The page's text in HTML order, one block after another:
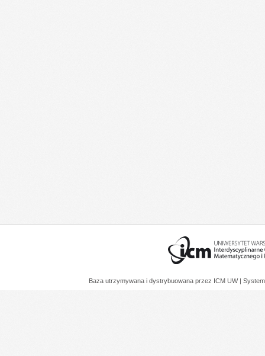
Baza utrzymywana i dystrybuowana przez ICM UW |